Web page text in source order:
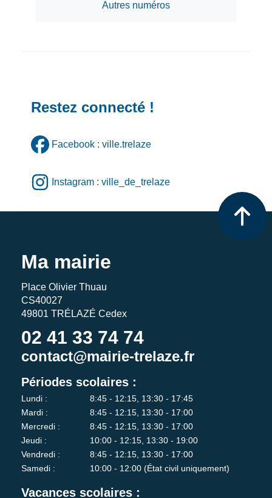
Autres numéros
Restez connecté !
Facebook : ville.trelaze
Instagram : ville_de_trelaze
Ma mairie
Place Olivier Thuau
CS40027
49801 TRÉLAZÉ Cedex
02 41 33 74 74
contact@mairie-trelaze.fr
Périodes scolaires :
Lundi :
8:45 - 12:15, 13:30 - 17:45
Mardi :
8:45 - 12:15, 13:30 - 17:00
Mercredi :
8:45 - 12:15, 13:30 - 17:00
Jeudi :
10:00 - 12:15, 13:30 - 19:00
Vendredi :
8:45 - 12:15, 13:30 - 17:00
Samedi :
10:00 - 12:00 (État civil uniquement)
Vacances scolaires :